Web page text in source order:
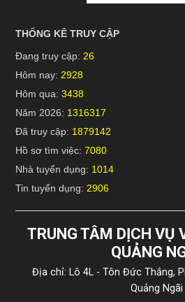
THỐNG KÊ TRUY CẬP
Đang truy cập: 26
Hôm nay: 2928
Hôm qua: 3438
Năm 2026: 1316317
Đã truy cập: 1879142
Hồ sơ tìm việc: 7080
Nhà tuyển dụng: 1014
Tin tuyển dụng: 2906
TRUNG TÂM DỊCH VỤ
QUẢNG
Địa chỉ: Lô 4L - Tôn Đức Thắng,
Quảng Ngãi